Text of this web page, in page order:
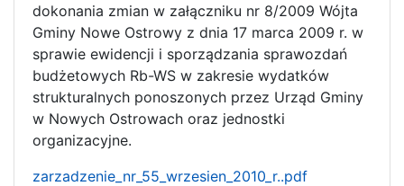
dokonania zmian w załączniku nr 8/2009 Wójta
Gminy Nowe Ostrowy z dnia 17 marca 2009 r. w
sprawie ewidencji i sporządzania sprawozdań
budżetowych Rb-WS w zakresie wydatków
strukturalnych ponoszonych przez Urząd Gminy
w Nowych Ostrowach oraz jednostki
organizacyjne.
zarzadzenie_nr_55_wrzesien_2010_r..pdf